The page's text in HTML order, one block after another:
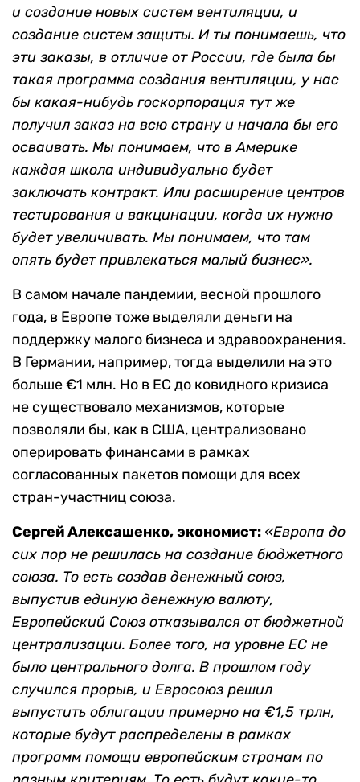
и создание новых систем вентиляции, и
создание систем защиты. И ты понимаешь, что
эти заказы, в отличие от России, где была бы
такая программа создания вентиляции, у нас
бы какая-нибудь госкорпорация тут же
получил заказ на всю страну и начала бы его
осваивать. Мы понимаем, что в Америке
каждая школа индивидуально будет
заключать контракт. Или расширение центров
тестирования и вакцинации, когда их нужно
будет увеличивать. Мы понимаем, что там
опять будет привлекаться малый бизнес».
В самом начале пандемии, весной прошлого
года, в Европе тоже выделяли деньги на
поддержку малого бизнеса и здравоохранения.
В Германии, например, тогда выделили на это
больше €1 млн. Но в ЕС до ковидного кризиса
не существовало механизмов, которые
позволяли бы, как в США, централизовано
оперировать финансами в рамках
согласованных пакетов помощи для всех
стран-участниц союза.
Сергей Алексашенко, экономист: «Европа до
сих пор не решилась на создание бюджетного
союза. То есть создав денежный союз,
выпустив единую денежную валюту,
Европейский Союз отказывался от бюджетной
централизации. Более того, на уровне ЕС не
было центрального долга. В прошлом году
случился прорыв, и Евросоюз решил
выпустить облигации примерно на €1,5 трлн,
которые будут распределены в рамках
программ помощи европейским странам по